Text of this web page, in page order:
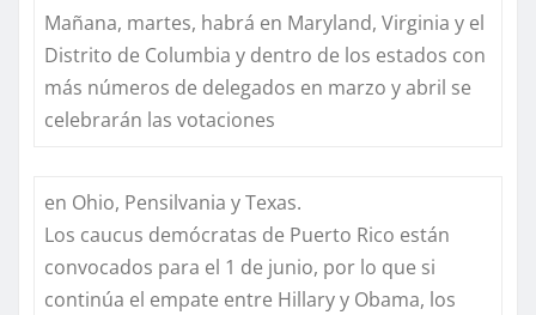
Mañana, martes, habrá en Maryland, Virginia y el
Distrito de Columbia y dentro de los estados con
más números de delegados en marzo y abril se
celebrarán las votaciones
en Ohio, Pensilvania y Texas.
Los caucus demócratas de Puerto Rico están
convocados para el 1 de junio, por lo que si
continúa el empate entre Hillary y Obama, los